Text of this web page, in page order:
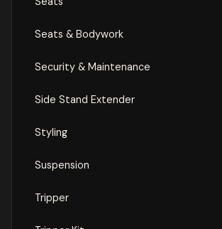
Seats & Bodywork
Security & Maintenance
Side Stand Extender
Styling
Suspension
Tripper